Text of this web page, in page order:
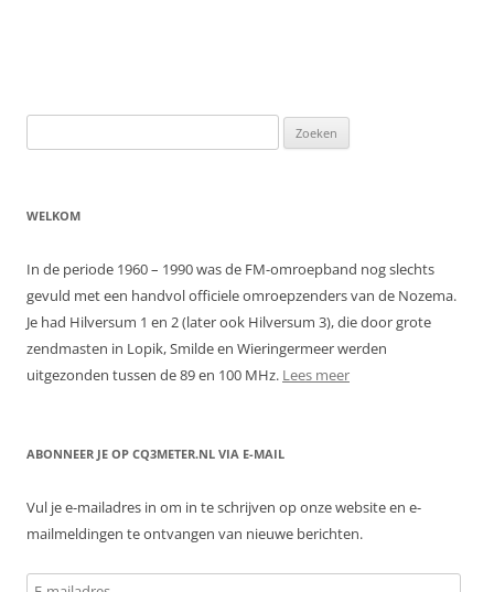
naar:
WELKOM
In de periode 1960 – 1990 was de FM-omroepband nog slechts
gevuld met een handvol officiele omroepzenders van de Nozema.
Je had Hilversum 1 en 2 (later ook Hilversum 3), die door grote
zendmasten in Lopik, Smilde en Wieringermeer werden
uitgezonden tussen de 89 en 100 MHz. Lees meer
ABONNEER JE OP CQ3METER.NL VIA E-MAIL
Vul je e-mailadres in om in te schrijven op onze website en e-
mailmeldingen te ontvangen van nieuwe berichten.
E-